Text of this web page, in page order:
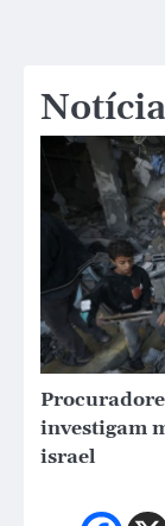
investigam
israel